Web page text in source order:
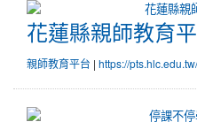
花蓮縣親師教育
親師教育平台 | https://pts.hlc.edu.tw/